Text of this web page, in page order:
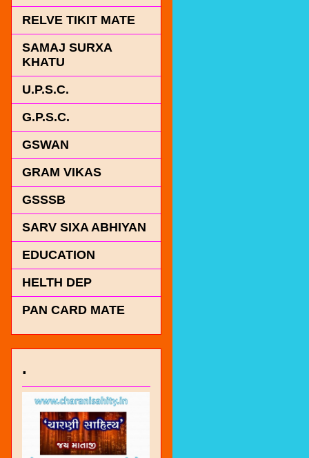
RELVE TIKIT MATE
SAMAJ SURXA
KHATU
U.P.S.C.
G.P.S.C.
GSWAN
GRAM VIKAS
GSSSB
SARV SIXA ABHIYAN
EDUCATION
HELTH DEP
PAN CARD MATE
.